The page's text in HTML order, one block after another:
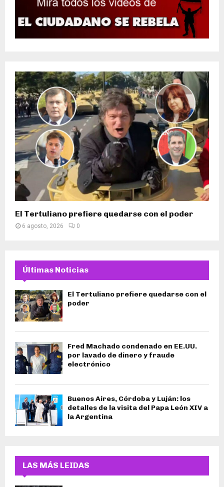
El Tertuliano prefiere quedarse con el poder
6 agosto, 2026 0
Últimas Noticias
El Tertuliano prefiere quedarse con el
poder
Fred Machado condenado en EE.UU.
por lavado de dinero y fraude
electrónico
Buenos Aires, Córdoba y Luján: los
detalles de la visita del Papa León XIV a
la Argentina
LAS MÁS LEIDAS